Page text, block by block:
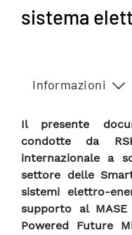
sistema
Informazioni
Il presente
condotte da
internazionale a
settore delle
sistemi elettro-
supporto al
Powered Future